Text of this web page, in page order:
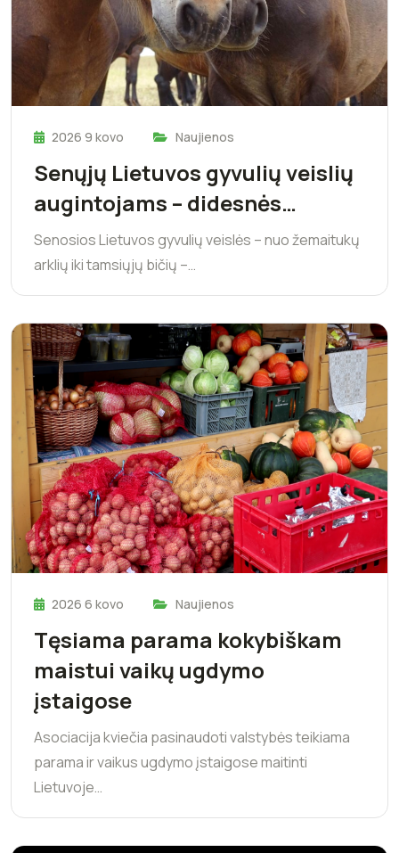
2026 9 kovo Naujienos
Senųjų Lietuvos gyvulių veislių
augintojams – didesnės…
Senosios Lietuvos gyvulių veislės – nuo žemaitukų
arklių iki tamsiųjų bičių –…
2026 6 kovo Naujienos
Tęsiama parama kokybiškam
maistui vaikų ugdymo
įstaigose
Asociacija kviečia pasinaudoti valstybės teikiama
parama ir vaikus ugdymo įstaigose maitinti
Lietuvoje…